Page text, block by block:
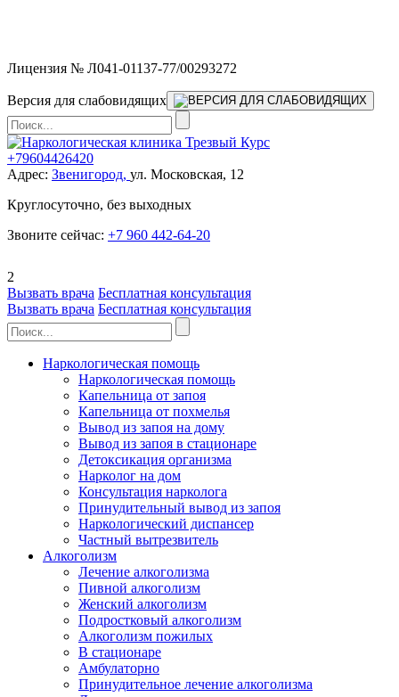
Лицензия № Л041-01137-77/00293272
Версия для слабовидящих
+79604426420
Адрес: Звенигород, ул. Московская, 12
Круглосуточно, без выходных
Звоните сейчас: +7 960 442-64-20
2
Вызвать врача Бесплатная консультация
Вызвать врача Бесплатная консультация
Наркологическая помощь
Наркологическая помощь
Капельница от запоя
Капельница от похмелья
Вывод из запоя на дому
Вывод из запоя в стационаре
Детоксикация организма
Нарколог на дом
Консультация нарколога
Принудительный вывод из запоя
Наркологический диспансер
Частный вытрезвитель
Алкоголизм
Лечение алкоголизма
Пивной алкоголизм
Женский алкоголизм
Подростковый алкоголизм
Алкоголизм пожилых
В стационаре
Амбулаторно
Принудительное лечение алкоголизма